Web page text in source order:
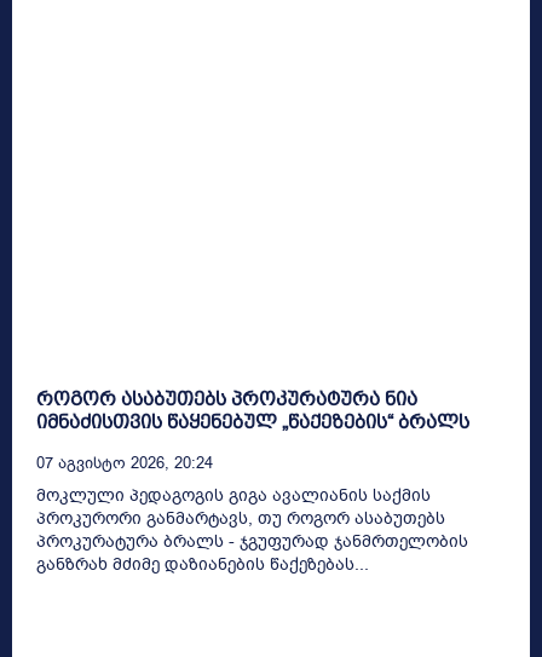
როგორ ასაბუთებს პროკურატურა ნია
იმნაძისთვის წაყენებულ „წაქეზების“ ბრალს
07 Აგვისტო 2026, 20:24
მოკლული პედაგოგის გიგა ავალიანის საქმის
პროკურორი განმარტავს, თუ როგორ ასაბუთებს
პროკურატურა ბრალს - ჯგუფურად ჯანმრთელობის
განზრახ მძიმე დაზიანების წაქეზებას...